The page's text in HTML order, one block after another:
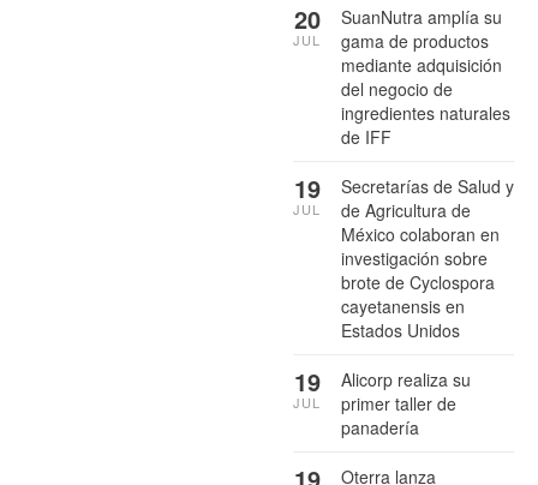
SuanNutra amplía su
gama de productos
mediante adquisición
del negocio de
ingredientes naturales
de IFF
20
JUL
Secretarías de Salud y
de Agricultura de
México colaboran en
investigación sobre
brote de Cyclospora
cayetanensis en
Estados Unidos
19
JUL
Alicorp realiza su
primer taller de
panadería
19
JUL
Oterra lanza